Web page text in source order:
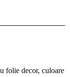
decor, culoare